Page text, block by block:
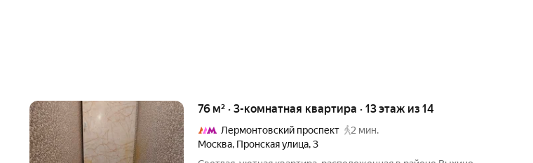
76 м² · 3-комнатная квартира · 13 этаж из 14
Лермонтовский проспект
2 мин.
Москва, Пронская улица,3